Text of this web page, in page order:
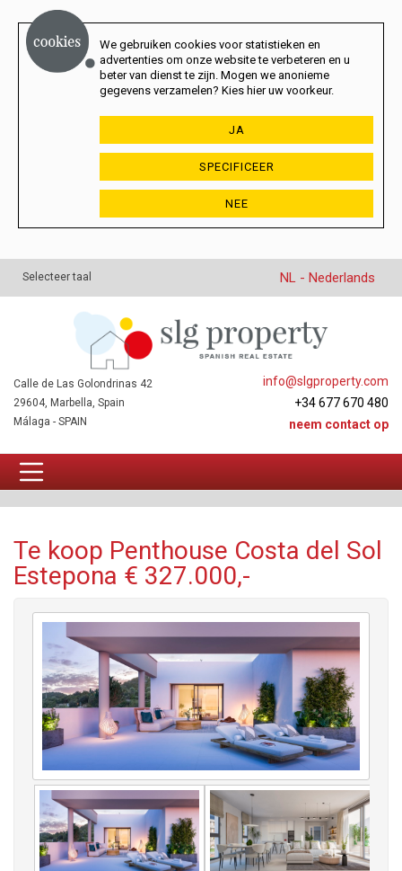
We gebruiken cookies voor statistieken en
advertenties om onze website te verbeteren en u
beter van dienst te zijn. Mogen we anonieme
gegevens verzamelen? Kies hier uw voorkeur.
JA
SPECIFICEER
NEE
Selecteer taal NL - Nederlands
info@slgproperty.com
+34 677 670 480
neem contact op
Calle de Las Golondrinas 42
29604, Marbella, Spain
Málaga - SPAIN
Te koop Penthouse Costa del Sol
Estepona € 327.000,-